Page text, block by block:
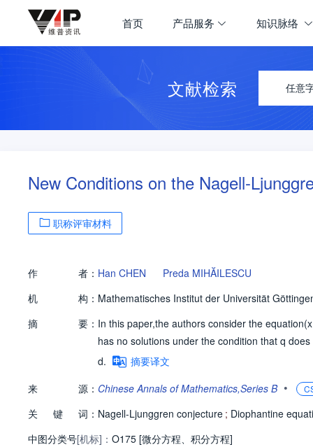
首页 产品服务 知识脉络
文献检索 任意
New Conditions on the Nagell-
职称评审材料
作 者： Han CHEN
Preda MIHĂILESCU
机
构： Mathematisches Institut der Universität
摘
要： In this paper,the authors consider the
has no solutions under the condition that q
d.
摘要译文
来
源： Chinese Annals of Mathematics,Series B •
关 键 词： Nagell-Ljunggren conjecture ; Diophantine
中图分类号[机标]： O175 [微分方程、积分方程]